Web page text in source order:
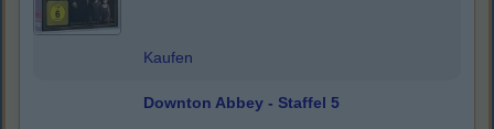
Kaufen
Downton Abbey - Staffel 5